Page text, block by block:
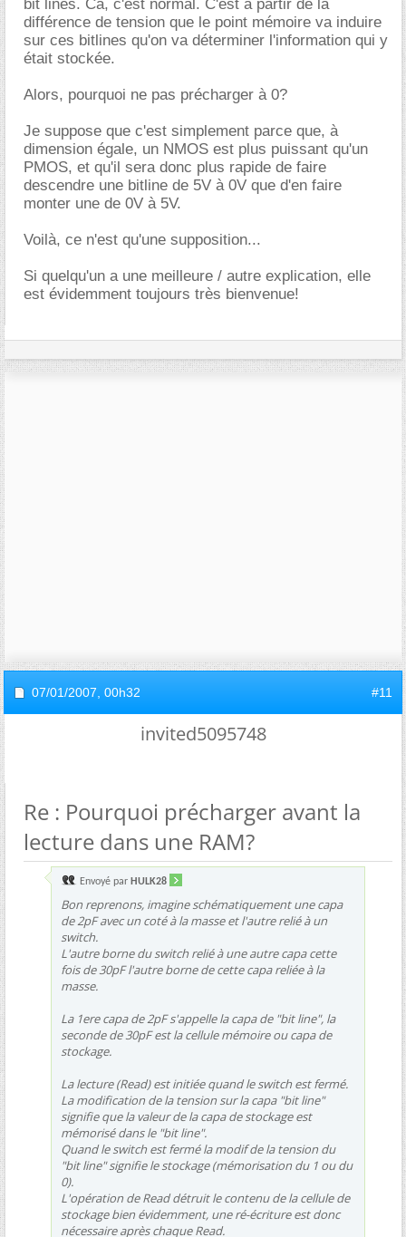
bit lines. Ca, c'est normal. C'est à partir de la
différence de tension que le point mémoire va induire
sur ces bitlines qu'on va déterminer l'information qui y
était stockée.
Alors, pourquoi ne pas précharger à 0?
Je suppose que c'est simplement parce que, à
dimension égale, un NMOS est plus puissant qu'un
PMOS, et qu'il sera donc plus rapide de faire
descendre une bitline de 5V à 0V que d'en faire
monter une de 0V à 5V.
Voilà, ce n'est qu'une supposition...
Si quelqu'un a une meilleure / autre explication, elle
est évidemment toujours très bienvenue!
07/01/2007, 00h32 #11
invited5095748
Re : Pourquoi précharger avant la
lecture dans une RAM?
Envoyé par HULK28
Bon reprenons, imagine schématiquement une capa
de 2pF avec un coté à la masse et l'autre relié à un
switch.
L'autre borne du switch relié à une autre capa cette
fois de 30pF l'autre borne de cette capa reliée à la
masse.
La 1ere capa de 2pF s'appelle la capa de "bit line", la
seconde de 30pF est la cellule mémoire ou capa de
stockage.
La lecture (Read) est initiée quand le switch est fermé.
La modification de la tension sur la capa "bit line"
signifie que la valeur de la capa de stockage est
mémorisé dans le "bit line".
Quand le switch est fermé la modif de la tension du
"bit line" signifie le stockage (mémorisation du 1 ou du
0).
L'opération de Read détruit le contenu de la cellule de
stockage bien évidemment, une ré-écriture est donc
nécessaire après chaque Read.